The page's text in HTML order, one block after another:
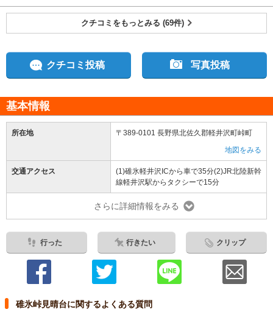
クチコミをもっとみる (69件)
クチコミ投稿 写真投稿
基本情報
所在地
〒389-0101 長野県北佐久郡軽井沢町峠町
地図をみる
交通アクセス
(1)碓氷軽井沢ICから車で35分(2)JR北陸新幹
線軽井沢駅からタクシーで15分
さらに詳細情報をみる
行った 行きたい クリップ
碓氷峠見晴台に関するよくある質問